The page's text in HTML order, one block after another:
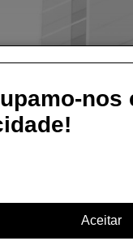
Especializadas,
um objetivo
nos
Aceitar